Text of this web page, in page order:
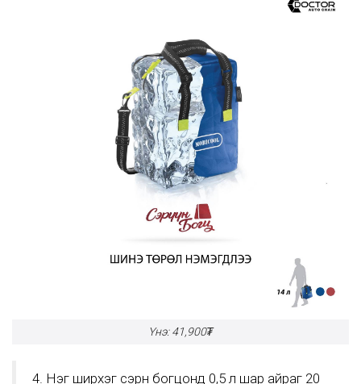
Үнэ: 41,900₮
4. Нэг ширхэг сэрүүн богцонд 0,5 л шар айраг 20